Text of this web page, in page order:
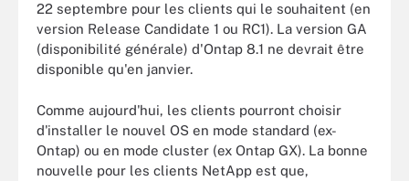
22 septembre pour les clients qui le souhaitent (en
version Release Candidate 1 ou RC1). La version GA
(disponibilité générale) d'Ontap 8.1 ne devrait être
disponible qu'en janvier.
Comme aujourd'hui, les clients pourront choisir
d'installer le nouvel OS en mode standard (ex-
Ontap) ou en mode cluster (ex Ontap GX). La bonne
nouvelle pour les clients NetApp est que,